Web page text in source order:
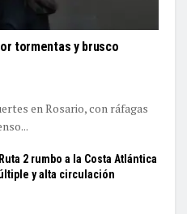
tormentas y brusco
en Rosario, con ráfagas
2 rumbo a la Costa Atlántica
y alta circulación